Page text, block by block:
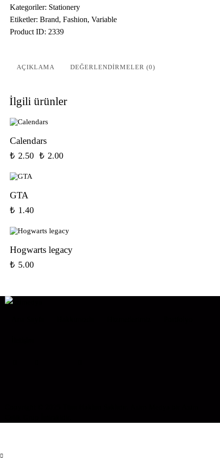
Kategoriler: Stationery
Etiketler: Brand, Fashion, Variable
Product ID: 2339
AÇIKLAMA DEĞERLENDIRMELER (0)
İlgili ürünler
Calendars
₺ 2.50 Orijinal
₺ 2.00
GTA
₺ 1.40
Hogwarts legacy
₺ 5.00